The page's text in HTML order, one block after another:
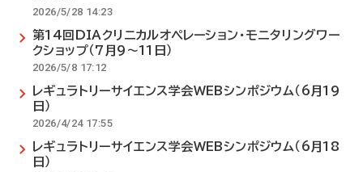
2026/5/28 14:23
第14回DIAクリニカルオペレーション・モニタリングワー
クショップ（7月9～11日）
2026/5/8 17:12
レギュラトリーサイエンス学会WEBシンポジウム（6月19
日）
2026/4/24 17:55
レギュラトリーサイエンス学会WEBシンポジウム（6月18
日）